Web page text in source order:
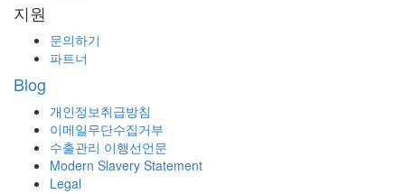
지원
문의하기
파트너
Blog
개인정보취급방침
이메일무단수집거부
수출관리 이행선언문
Modern Slavery Statement
Legal